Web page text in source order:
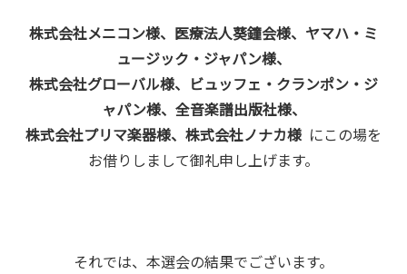
株式会社メニコン様、医療法人葵鐘会様、ヤマハ・ミ
ュージック・ジャパン様、
株式会社グローバル様、ビュッフェ・クランポン・ジ
ャパン様、全音楽譜出版社様、
株式会社プリマ楽器様、株式会社ノナカ様 にこの場を
お借りしまして御礼申し上げます。
それでは、本選会の結果でございます。